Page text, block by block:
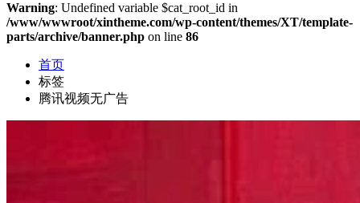
Warning: Undefined variable $cat_root_id in
/www/wwwroot/xintheme.com/wp-content/themes/XT/template-
parts/archive/banner.php on line 86
首页
标签
腾讯视频无广告